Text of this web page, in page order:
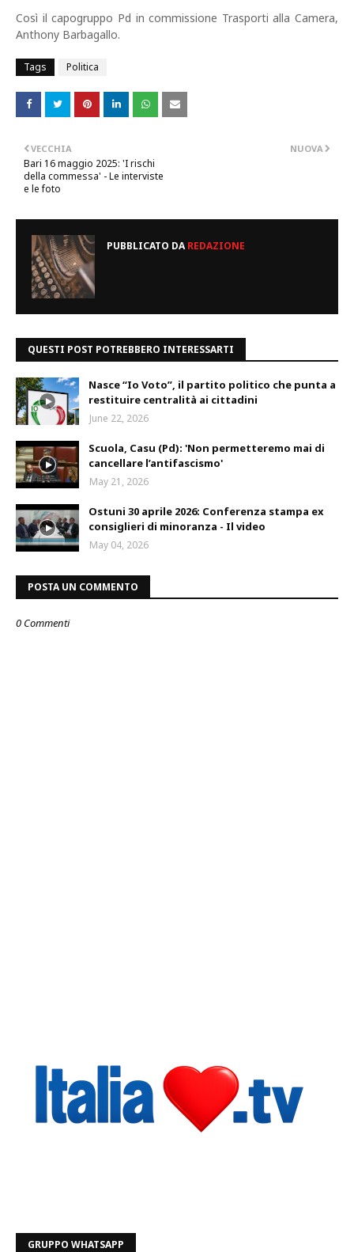
Così il capogruppo Pd in commissione Trasporti alla Camera,
Anthony Barbagallo.
Tags Politica
NUOVA
VECCHIA
Bari 16 maggio 2025: 'I rischi
della commessa' - Le interviste
e le foto
PUBBLICATO DAREDAZIONE
QUESTI POST POTREBBERO INTERESSARTI
Nasce “Io Voto”, il partito politico che punta a
restituire centralità ai cittadini
June 22, 2026
Scuola, Casu (Pd): 'Non permetteremo mai di
cancellare l’antifascismo'
May 21, 2026
Ostuni 30 aprile 2026: Conferenza stampa ex
consiglieri di minoranza - Il video
May 04, 2026
POSTA UN COMMENTO
0 Commenti
GRUPPO WHATSAPP